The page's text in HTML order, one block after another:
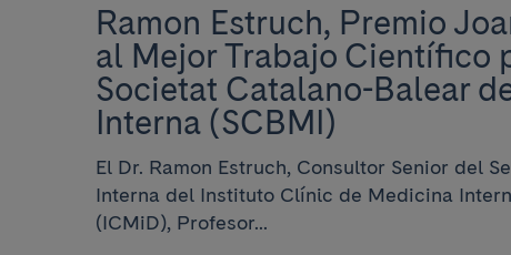
Ramon Estruch, Premio
al Mejor Trabajo Científico
Societat Catalano-Balear
Interna (SCBMI)
El Dr. Ramon Estruch, Consultor Senior del
Interna del Instituto Clínic de Medicina
(ICMiD), Profesor...